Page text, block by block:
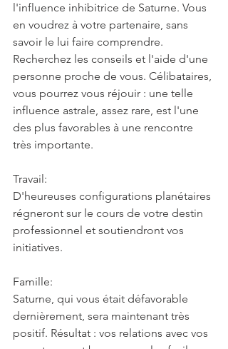
l'influence inhibitrice de Saturne. Vous
en voudrez à votre partenaire, sans
savoir le lui faire comprendre.
Recherchez les conseils et l'aide d'une
personne proche de vous. Célibataires,
vous pourrez vous réjouir : une telle
influence astrale, assez rare, est l'une
des plus favorables à une rencontre
très importante.
Travail:
D'heureuses configurations planétaires
régneront sur le cours de votre destin
professionnel et soutiendront vos
initiatives.
Famille:
Saturne, qui vous était défavorable
dernièrement, sera maintenant très
positif. Résultat : vos relations avec vos